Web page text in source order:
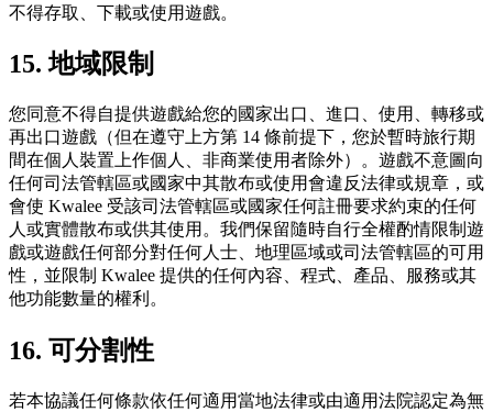
不得存取、下載或使用遊戲。
15. 地域限制
您同意不得自提供遊戲給您的國家出口、進口、使用、轉移或
再出口遊戲（但在遵守上方第 14 條前提下，您於暫時旅行期
間在個人裝置上作個人、非商業使用者除外）。遊戲不意圖向
任何司法管轄區或國家中其散布或使用會違反法律或規章，或
會使 Kwalee 受該司法管轄區或國家任何註冊要求約束的任何
人或實體散布或供其使用。我們保留隨時自行全權酌情限制遊
戲或遊戲任何部分對任何人士、地理區域或司法管轄區的可用
性，並限制 Kwalee 提供的任何內容、程式、產品、服務或其
他功能數量的權利。
16. 可分割性
若本協議任何條款依任何適用當地法律或由適用法院認定為無